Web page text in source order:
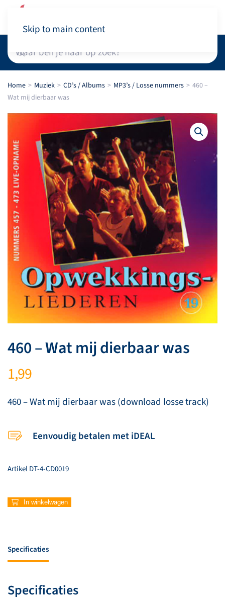
Skip to main content
Home Muziek CD’s / Albums MP3’s / Losse nummers
460 –
Wat mij dierbaar was
460 – Wat mij dierbaar was
1,99
460 – Wat mij dierbaar was (download losse track)
Eenvoudig betalen met iDEAL
ArtikelDT-4-CD0019
460
dierbaar
was
In winkelwagen
Specificaties
Specificaties